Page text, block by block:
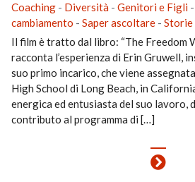
Coaching - Diversità -Genitori e Figli
cambiamento -Saper ascoltare -Storie
Il film è tratto dal libro: “The Freedom
racconta l’esperienza di Erin Gruwell,
suo primo incarico, che viene
High School di Long Beach, in
energica ed entusiasta del suo lavoro,
contributo al programma di […]